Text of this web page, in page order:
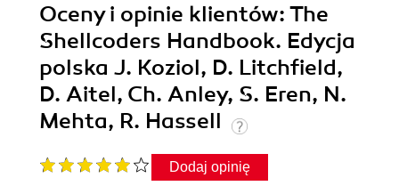
Oceny i opinie klientów: The
Shellcoders Handbook. Edycja
polska J. Koziol, D. Litchfield,
D. Aitel, Ch. Anley, S. Eren, N.
Mehta, R. Hassell
Dodaj opinię